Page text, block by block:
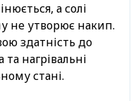
а солі
не утворює накип.
здатність до
нагрівальні
стані.